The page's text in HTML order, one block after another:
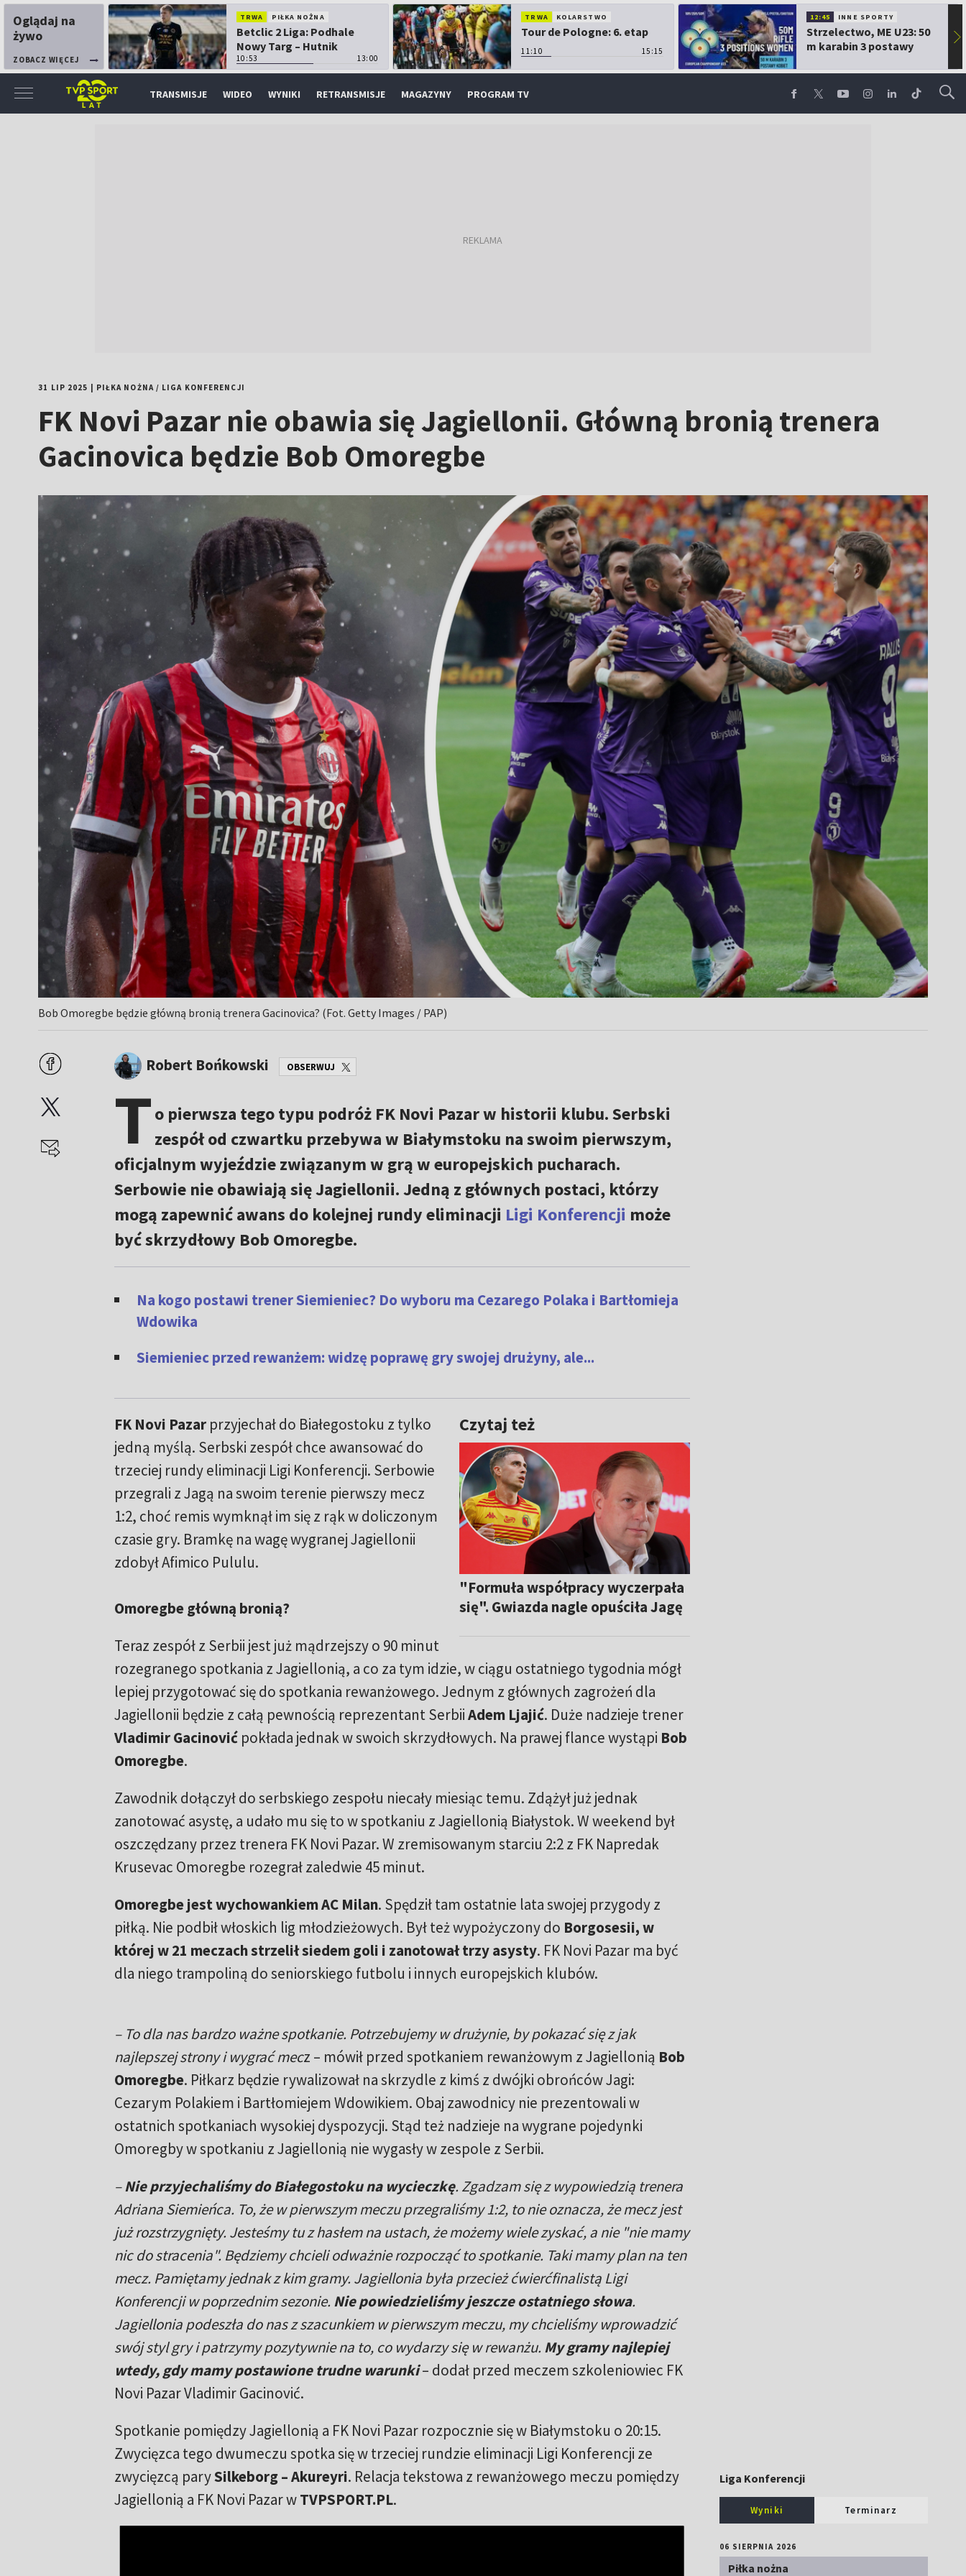
Oglądaj na
żywo
ZOBACZ WIĘCEJ
TRWA PIŁKA NOŻNA
Betclic 2 Liga: Podhale
Nowy Targ – Hutnik
Kraków
10:53 13:00
TRWA KOLARSTWO
Tour de Pologne: 6. etap
11:10 15:15
12:45 INNE SPORTY
Strzelectwo, ME U23: 50
m karabin 3 postawy
▶
TRANSMISJE WIDEO WYNIKI RETRANSMISJE MAGAZYNY PROGRAM TV
31 LIP 2025 PIŁKA NOŻNA/ LIGA KONFERENCJI
FK Novi Pazar nie obawia się Jagiellonii. Główną bronią trenera
Gacinovica będzie Bob Omoregbe
Bob Omoregbe będzie główną bronią trenera Gacinovica? (Fot. Getty Images / PAP)
Robert Bońkowski OBSERWUJ
To pierwsza tego typu podróż FK Novi Pazar w historii klubu. Serbski
zespół od czwartku przebywa w Białymstoku na swoim pierwszym,
oficjalnym wyjeździe związanym w grą w europejskich pucharach.
Serbowie nie obawiają się Jagiellonii. Jedną z głównych postaci, którzy
mogą zapewnić awans do kolejnej rundy eliminacji Ligi Konferencji może
być skrzydłowy Bob Omoregbe.
Na kogo postawi trener Siemieniec? Do wyboru ma Cezarego Polaka i Bartłomieja
Wdowika
Siemieniec przed rewanżem: widzę poprawę gry swojej drużyny, ale...
Czytaj też
"Formuła współpracy wyczerpała
się". Gwiazda nagle opuściła Jagę
FK Novi Pazarprzyjechał do Białegostoku z tylko
jedną myślą. Serbski zespół chce awansować do
trzeciej rundy eliminacji Ligi Konferencji. Serbowie
przegrali z Jagą na swoim terenie pierwszy mecz
1:2, choć remis wymknął im się z rąk w doliczonym
czasie gry. Bramkę na wagę wygranej Jagiellonii
zdobył Afimico Pululu.
Omoregbe główną bronią?
Teraz zespół z Serbii jest już mądrzejszy o 90 minut
rozegranego spotkania z Jagiellonią, a co za tym idzie, w ciągu ostatniego tygodnia mógł
lepiej przygotować się do spotkania rewanżowego. Jednym z głównych zagrożeń dla
Jagiellonii będzie z całą pewnością reprezentant SerbiiAdem Ljajić. Duże nadzieje trener
Vladimir Gacinovićpokłada jednak w swoich skrzydłowych. Na prawej flance wystąpi Bob
Omoregbe.
Zawodnik dołączył do serbskiego zespołu niecały miesiąc temu. Zdążył już jednak
zanotować asystę, a udało mu się to w spotkaniu z Jagiellonią Białystok. W weekend był
oszczędzany przez trenera FK Novi Pazar. W zremisowanym starciu 2:2 z FK Napredak
Krusevac Omoregbe rozegrał zaledwie 45 minut.
Omoregbe jest wychowankiem AC Milan. Spędził tam ostatnie lata swojej przygody z
piłką. Nie podbił włoskich lig młodzieżowych. Był też wypożyczony do Borgosesii, w
której w 21 meczach strzelił siedem goli i zanotował trzy asysty. FK Novi Pazar ma być
dla niego trampoliną do seniorskiego futbolu i innych europejskich klubów.
– To dla nas bardzo ważne spotkanie. Potrzebujemy w drużynie, by pokazać się z jak
najlepszej strony i wygrać mecz – mówił przed spotkaniem rewanżowym z Jagiellonią Bob
Omoregbe. Piłkarz będzie rywalizował na skrzydle z kimś z dwójki obrońców Jagi:
Cezarym Polakiem i Bartłomiejem Wdowikiem. Obaj zawodnicy nie prezentowali w
ostatnich spotkaniach wysokiej dyspozycji. Stąd też nadzieje na wygrane pojedynki
Omoregby w spotkaniu z Jagiellonią nie wygasły w zespole z Serbii.
–Nie przyjechaliśmy do Białegostoku na wycieczkę. Zgadzam się z wypowiedzią trenera
Adriana Siemieńca. To, że w pierwszym meczu przegraliśmy 1:2, to nie oznacza, że mecz jest
już rozstrzygnięty. Jesteśmy tu z hasłem na ustach, że możemy wiele zyskać, a nie "nie mamy
nic do stracenia". Będziemy chcieli odważnie rozpocząć to spotkanie. Taki mamy plan na ten
mecz. Pamiętamy jednak z kim gramy. Jagiellonia była przecież ćwierćfinalistą Ligi
Konferencji w poprzednim sezonie. Nie powiedzieliśmy jeszcze ostatniego słowa.
Jagiellonia podeszła do nas z szacunkiem w pierwszym meczu, my chcieliśmy wprowadzić
swój styl gry i patrzymy pozytywnie na to, co wydarzy się w rewanżu. My gramy najlepiej
wtedy, gdy mamy postawione trudne warunki– dodał przed meczem szkoleniowiec FK
Novi Pazar Vladimir Gacinović.
Spotkanie pomiędzy Jagiellonią a FK Novi Pazar rozpocznie się w Białymstoku o 20:15.
Zwycięzca tego dwumeczu spotka się w trzeciej rundzie eliminacji Ligi Konferencji ze
zwycięzcą parySilkeborg – Akureyri. Relacja tekstowa z rewanżowego meczu pomiędzy
Jagiellonią a FK Novi Pazar wTVPSPORT.PL.
Liga Konferencji
Wyniki Terminarz
06 SIERPNIA 2026
Piłka nożna